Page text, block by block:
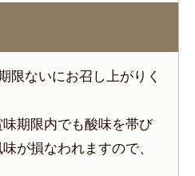
限ないにお召し上がりく
期限内でも酸味を帯び
が損なわれますので、